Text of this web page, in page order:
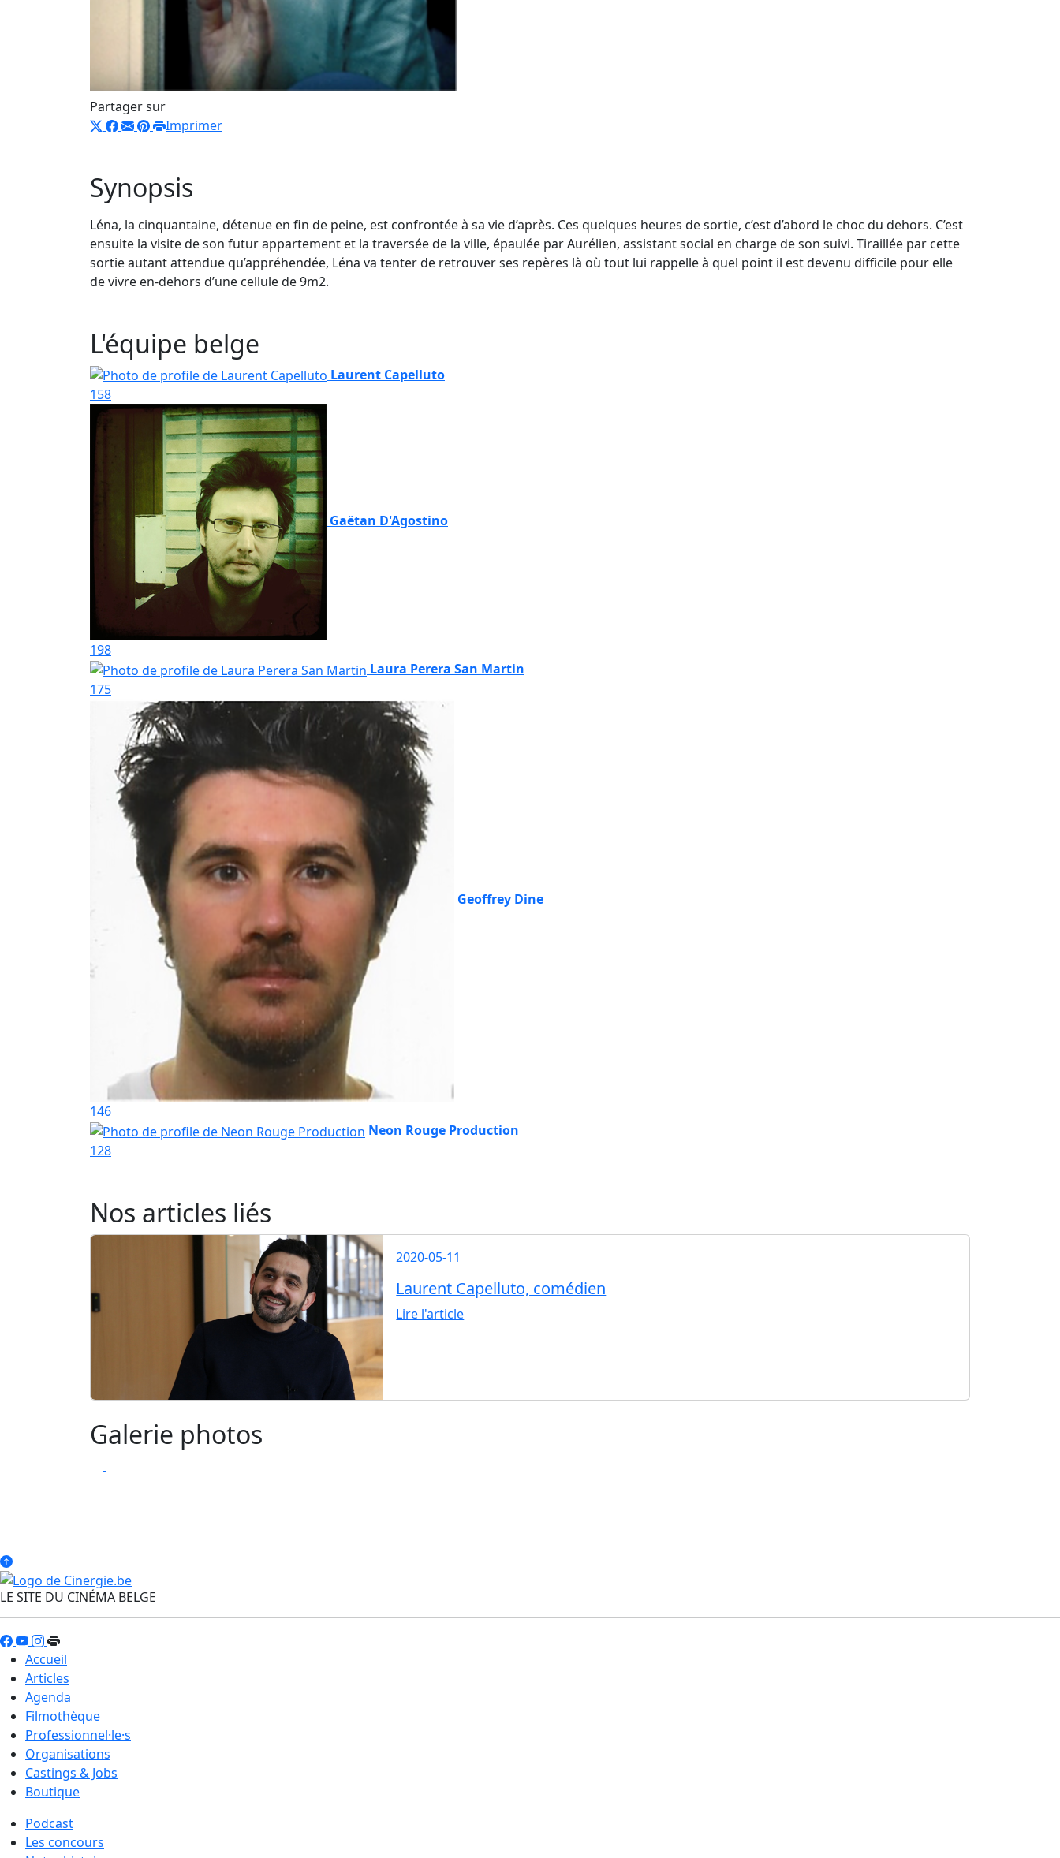
Partager sur
Imprimer
Synopsis
Léna, la cinquantaine, détenue en fin de peine, est confrontée à sa vie d’après. Ces quelques heures de sortie, c’est d’abord le choc du dehors. C’est
ensuite la visite de son futur appartement et la traversée de la ville, épaulée par Aurélien, assistant social en charge de son suivi. Tiraillée par cette
sortie autant attendue qu’appréhendée, Léna va tenter de retrouver ses repères là où tout lui rappelle à quel point il est devenu difficile pour elle
de vivre en-dehors d’une cellule de 9m2.
L'équipe belge
Laurent Capelluto
158
Gaëtan D'Agostino
198
Laura Perera San Martin
175
Geoffrey Dine
146
Neon Rouge Production
128
Nos articles liés
2020-05-11
Laurent Capelluto, comédien
Lire l'article
Galerie photos
LE SITE DU CINÉMA BELGE
Accueil
Articles
Agenda
Filmothèque
Professionnel·le·s
Organisations
Castings & Jobs
Boutique
Podcast
Les concours